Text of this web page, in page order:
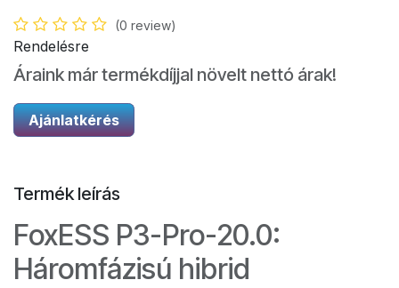
(0 review)
Rendelésre
Áraink már termékdíjjal növelt nettó árak!
Ajánlatkérés
Termék leírás
FoxESS P3-Pro-20.0:
Háromfázisú hibrid